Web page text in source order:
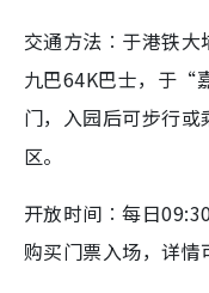
交通方法︰于港铁
九巴64K巴士，于“
门，入园后可步行
区。
开放时间︰每日
购买门票入场，详情